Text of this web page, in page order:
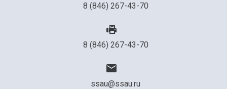
8 (846) 267-43-70
8 (846) 267-43-70
ssau@ssau.ru